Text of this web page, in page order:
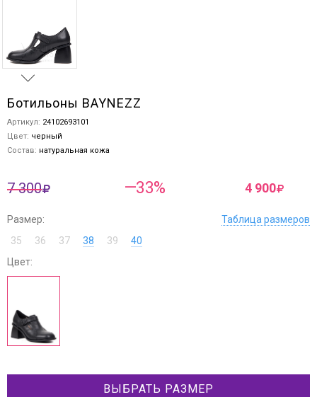
Ботильоны BAYNEZZ
Артикул: 24102693101
Цвет: черный
Состав: натуральная кожа
7 300 —33% 4 900
Размер:
Таблица размеров
35
36 37 38 39
40
Цвет:
ВЫБРАТЬ РАЗМЕР